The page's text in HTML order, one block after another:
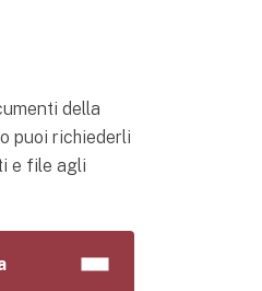
della
puoi richiederli
e file agli